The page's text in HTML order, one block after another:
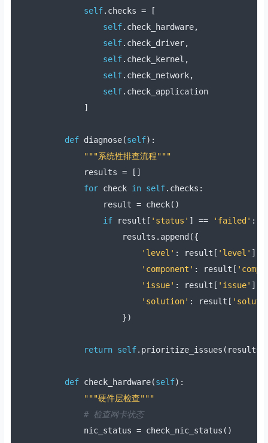
self. checks =
[
self. check_hardware,
self. check_driver,
self. check_kernel ,
self. check_network,
self. check_application
]
def diagnose(self):
"""系统性排查流程"""
        results
=
[]
for check in self. checks :
            result
= check()
if result [ 'status' ] == 'failed' :
                results
. append ({
'level' : result [ 'level' ],
'component' : result [
'issue' : result [ 'issue' ],
'solution' : result [
})
return self. prioritize_issues ( results
def check_hardware(self):
"""硬件层检查"""
# 检查网卡状态
        nic_status
= check_nic_status ()